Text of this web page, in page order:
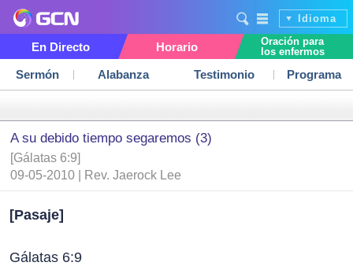
Idioma
En Directo Horario
Oración para
los enfermos
Sermón Alabanza Testimonio Programa
A su debido tiempo segaremos (3)
[Gálatas 6:9]
09-05-2010 | Rev. Jaerock Lee
[Pasaje]
Gálatas 6:9